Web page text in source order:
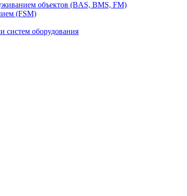
объектов (BAS, BMS, FM)
(FSM)
систем оборудования